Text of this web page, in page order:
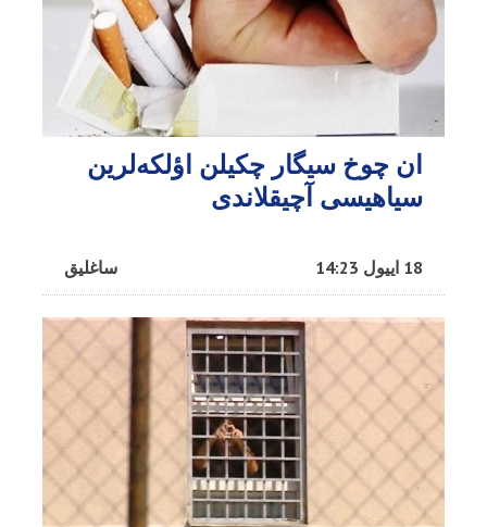
ان چوخ سیگار چکیلن اؤلکه‌لرین
سیاهیسی آچیقلاندی
ساغلیق 18 اییول 14:23